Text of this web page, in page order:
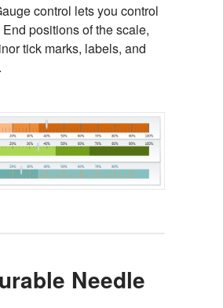
control lets you control
positions of the scale,
tick marks, labels, and
Needle